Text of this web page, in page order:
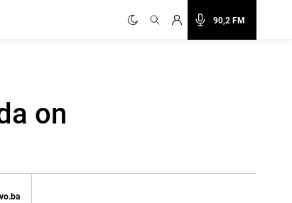
90,2 FM
on